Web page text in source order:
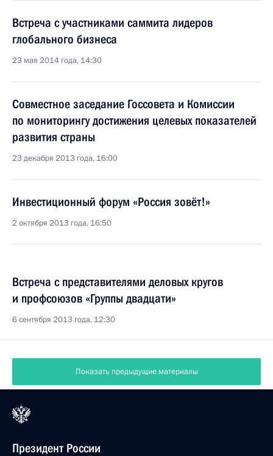
Встреча с участниками саммита лидеров
глобального бизнеса
23 мая 2014 года, 14:30
Совместное заседание Госсовета и Комиссии
по мониторингу достижения целевых показателей
развития страны
23 декабря 2013 года, 16:00
Инвестиционный форум «Россия зовёт!»
2 октября 2013 года, 16:50
Встреча с представителями деловых кругов
и профсоюзов «Группы двадцати»
6 сентября 2013 года, 12:30
Показать предыдущие материалы
Президент России